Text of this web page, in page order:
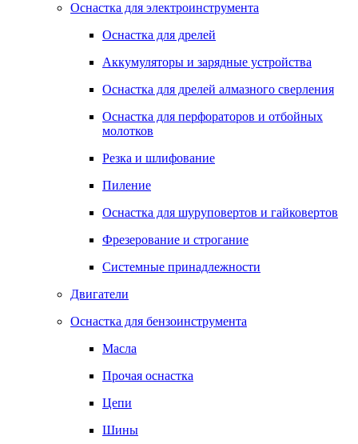
Оснастка для электроинструмента
Оснастка для дрелей
Аккумуляторы и зарядные устройства
Оснастка для дрелей алмазного сверления
Оснастка для перфораторов и отбойных
молотков
Резка и шлифование
Пиление
Оснастка для шуруповертов и гайковертов
Фрезерование и строгание
Системные принадлежности
Двигатели
Оснастка для бензоинструмента
Масла
Прочая оснастка
Цепи
Шины